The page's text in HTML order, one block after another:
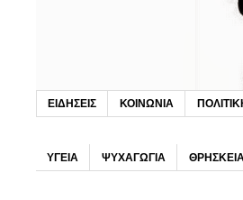
ΕΙΔΗΣΕΙΣ ΚΟΙΝΩΝΙΑ
ΥΓΕΙΑ ΨΥΧΑΓΩΓΙΑ ΘΡΗΣΚΕΙΑ